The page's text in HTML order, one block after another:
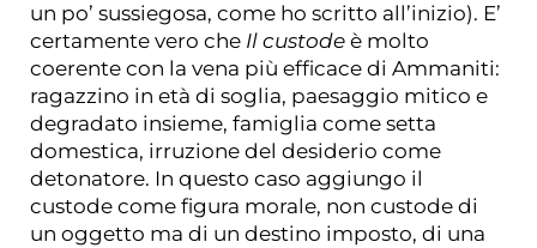
un po’ sussiegosa, come ho scritto all’inizio). E’
certamente vero che Il custode è molto
coerente con la vena più efficace di Ammaniti:
ragazzino in età di soglia, paesaggio mitico e
degradato insieme, famiglia come setta
domestica, irruzione del desiderio come
detonatore. In questo caso aggiungo il
custode come figura morale, non custode di
un oggetto ma di un destino imposto, di una